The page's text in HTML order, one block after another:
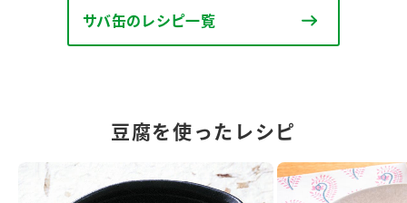
サバ缶のレシピ一覧
豆腐を使ったレシピ